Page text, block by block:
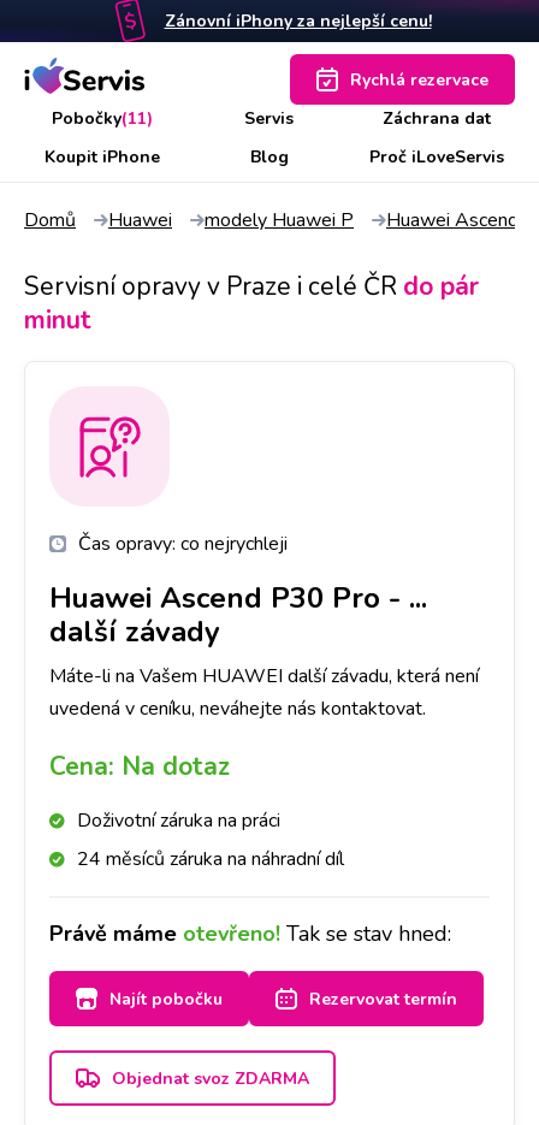
Zánovní iPhony za nejlepší cenu!
Pobočky(11) Servis
Záchrana dat
Koupit iPhone
Blog Proč iLoveServis
Rychlá rezervace
Domů Huawei modely Huawei P Huawei Ascend
Servisní opravy v Praze i celé ČR do pár
minut
Čas opravy: co nejrychleji
Huawei Ascend P30 Pro - ...
další závady
Máte-li na Vašem HUAWEI další závadu, která není
uvedená v ceníku, neváhejte nás kontaktovat.
Cena: Na dotaz
Doživotní záruka na práci
24 měsíců záruka na náhradní díl
Právě máme otevřeno! Tak se stav hned:
Najít pobočku Rezervovat termín
Objednat svoz ZDARMA